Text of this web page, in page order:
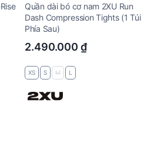
Quần dài bó cơ nam 2XU Run
Dash Compression Tights (1 Túi
Phía Sau)
2.490.000 ₫
XS S M L